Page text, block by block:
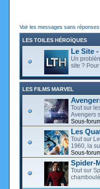
Voir les messages sans réponses
LES TOILES HÉROÏQUES
Le Site
Un
site ?
LES FILMS MARVEL
Tout sur
Avengers
Sous-
Les
Tout sur
1960, la
Sous-
Spider-
Tout sur